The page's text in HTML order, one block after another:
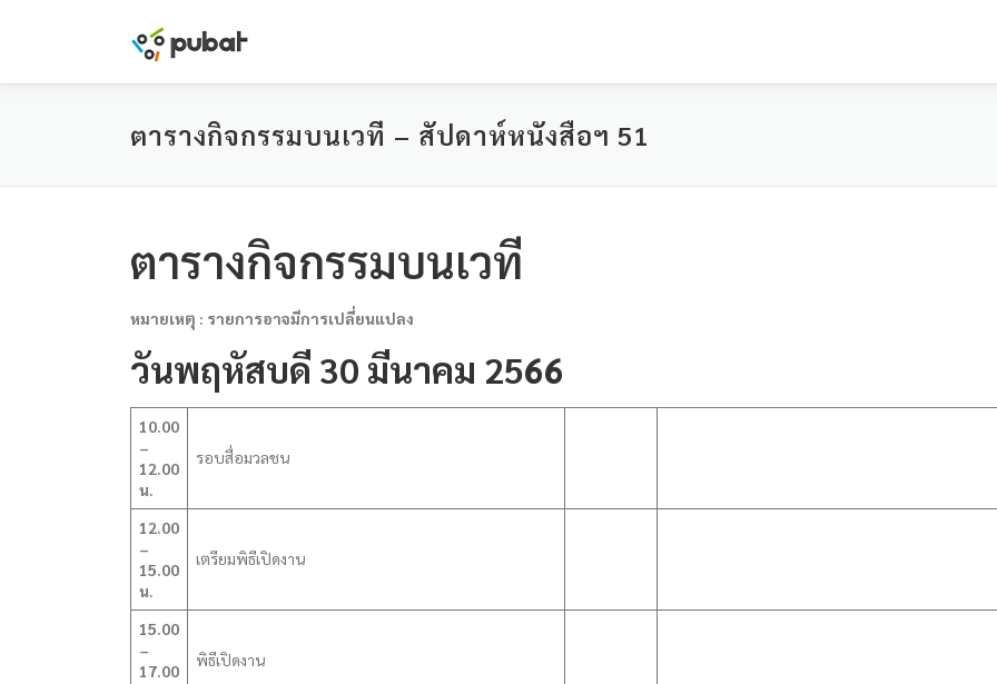
ตารางกิจกรรมบนเวที – สัปดาห์หนังสือฯ 51
ตารางกิจกรรมบนเวที
หมายเหตุ : รายการอาจมีการเปลี่ยนแปลง
วันพฤหัสบดี 30 มีนาคม 2566
10.00
–
12.00
น.
รอบสื่อมวลชน
12.00
–
15.00
น.
เตรียมพิธีเปิดงาน
15.00
–
17.00
พิธีเปิดงาน